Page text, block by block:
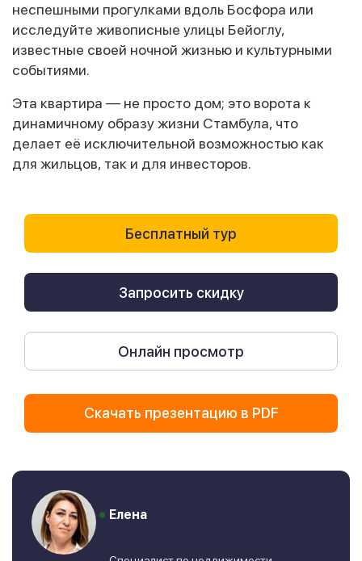
неспешными прогулками вдоль Босфора или
исследуйте живописные улицы Бейоглу,
известные своей ночной жизнью и культурными
событиями.
Эта квартира — не просто дом; это ворота к
динамичному образу жизни Стамбула, что
делает её исключительной возможностью как
для жильцов, так и для инвесторов.
Бесплатный тур
Запросить скидку
Онлайн просмотр
Скачать презентацию в PDF
Елена